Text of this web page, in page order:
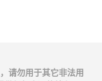
请勿用于其它非法用